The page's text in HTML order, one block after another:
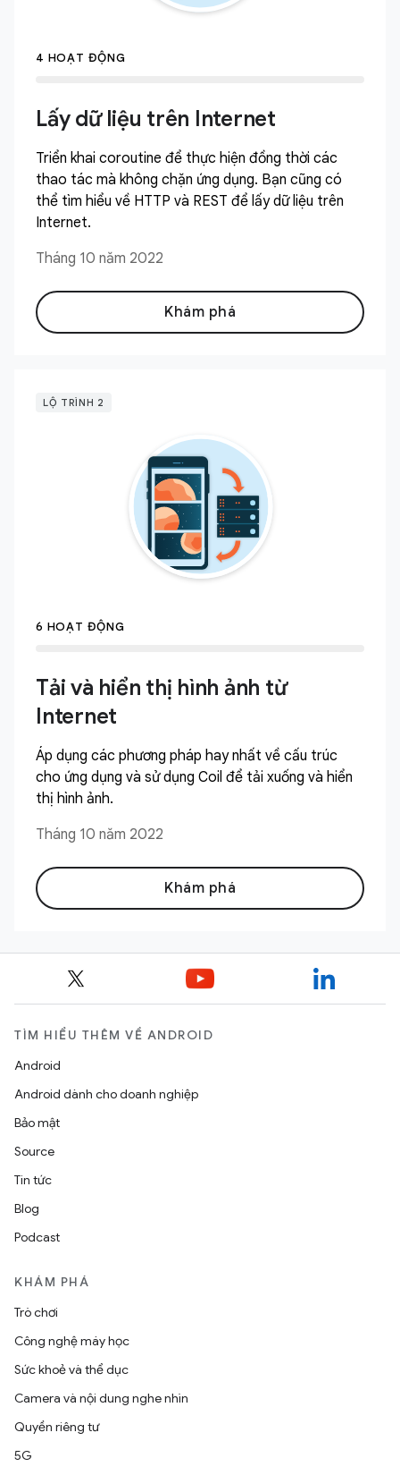
4 HOẠT ĐỘNG
Lấy dữ liệu trên Internet
Triển khai coroutine để thực hiện đồng thời các
thao tác mà không chặn ứng dụng. Bạn cũng có
thể tìm hiểu về HTTP và REST để lấy dữ liệu trên
Internet.
Tháng 10 năm 2022
Khám phá
LỘ TRÌNH 2
6 HOẠT ĐỘNG
Tải và hiển thị hình ảnh từ
Internet
Áp dụng các phương pháp hay nhất về cấu trúc
cho ứng dụng và sử dụng Coil để tải xuống và hiển
thị hình ảnh.
Tháng 10 năm 2022
Khám phá
TÌM HIỂU THÊM VỀ ANDROID
Android
Android dành cho doanh nghiệp
Bảo mật
Source
Tin tức
Blog
Podcast
KHÁM PHÁ
Trò chơi
Công nghệ máy học
Sức khoẻ và thể dục
Camera và nội dung nghe nhìn
Quyền riêng tư
5G